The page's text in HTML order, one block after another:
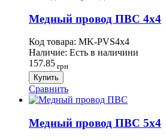
Медный провод ПВС 4х4
Код товара: MK-PVS4х4
Наличие: Есть в наличини
157.85 грн
Купить
Сравнить
Медный провод ПВС 5х4